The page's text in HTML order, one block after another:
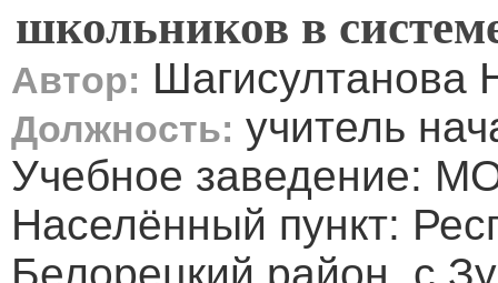
школьников в
Автор: Шагисултанова
Должность: учитель
Учебное заведение:
Населённый пункт: